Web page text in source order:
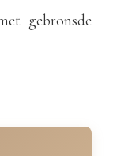
gebronsde